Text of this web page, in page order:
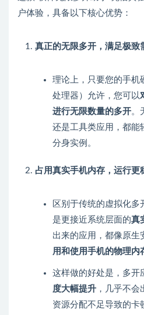
户体验，具备以下核心优势：
真正的无限多开，满足极致
理论上，只要您的手机
处理器）允许，您可以
进行无限数量的多开。
还是工具类应用，都能
分身实例。
占用真实手机内存，运行更
区别于传统的虚拟化多
是更接近系统层面的真
出来的应用，都像原生
用和使用手机的物理内
这样做的好处是，多开
度大幅提升 ，几乎不
资源分配不足导致的卡